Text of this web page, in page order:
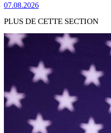
07.08.2026
PLUS DE CETTE SECTION